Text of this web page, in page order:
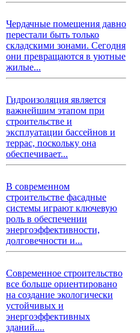
Чердачные помещения давно
перестали быть только
складскими зонами. Сегодня
они превращаются в уютные
жилые...
Гидроизоляция является
важнейшим этапом при
строительстве и
эксплуатации бассейнов и
террас, поскольку она
обеспечивает...
В современном
строительстве фасадные
системы играют ключевую
роль в обеспечении
энергоэффективности,
долговечности и...
Современное строительство
все больше ориентировано
на создание экологически
устойчивых и
энергоэффективных
зданий....